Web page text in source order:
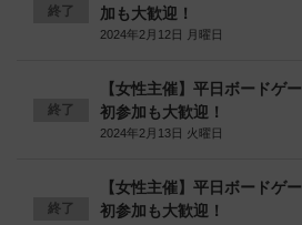
終了
加も大歓迎！
2024年2月12日 月曜日
終了
【女性主催】平日ボードゲ
初参加も大歓迎！
2024年2月13日 火曜日
終了
【女性主催】平日ボードゲ
初参加も大歓迎！